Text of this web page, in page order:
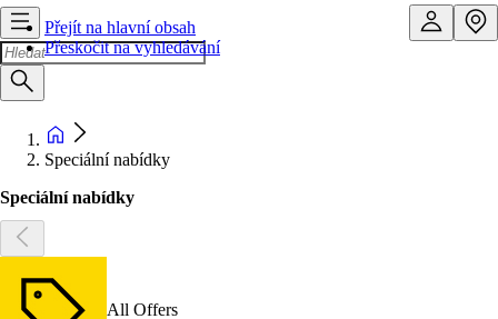
Přejít na hlavní obsah
Přeskočit na vyhledávání
Speciální nabídky
Speciální nabídky
All Offers